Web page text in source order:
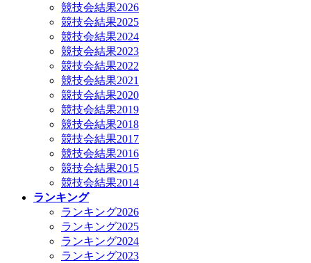
競技会結果2026
競技会結果2025
競技会結果2024
競技会結果2023
競技会結果2022
競技会結果2021
競技会結果2020
競技会結果2019
競技会結果2018
競技会結果2017
競技会結果2016
競技会結果2015
競技会結果2014
ランキング
ランキング2026
ランキング2025
ランキング2024
ランキング2023